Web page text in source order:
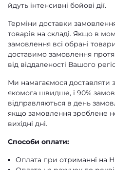
йдуть інтенсивні бойові дії.
Терміни доставки
товарів на складі. Якщо в
замовлення всі обрані
доставимо замовлення
від віддаленості Вашого
Ми намагаємося доставляти
якомога швидше, і 90%
відправляються в день
якщо замовлення зроблене
вихідні дні.
Способи оплати:
Оплата при отриманні на